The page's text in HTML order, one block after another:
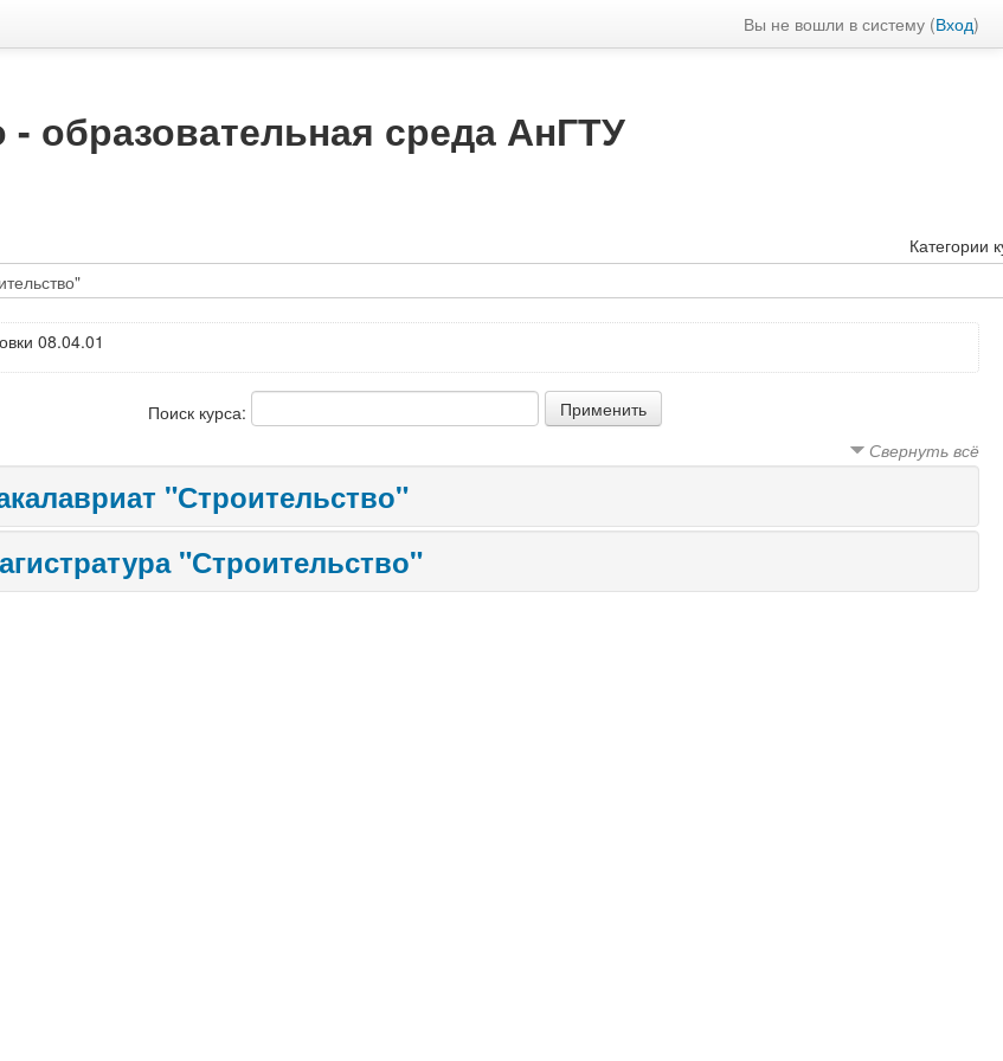
Вы не вошли в систему (Вход)
образовательная среда АнГТУ
Категории
08.04.01
Поиск курса:
Свернуть всё
"Строительство"
"Строительство"